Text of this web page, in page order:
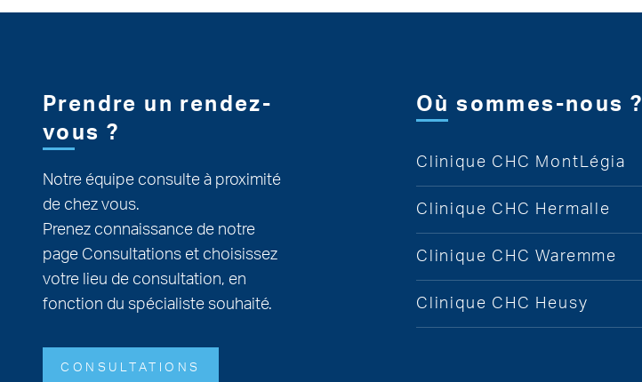
Prendre un rendez-
vous ?
Notre équipe consulte à proximité
de chez vous.
Prenez connaissance de notre
page Consultations et choisissez
votre lieu de consultation, en
fonction du spécialiste souhaité.
CONSULTATIONS
Où sommes-nous ?
Clinique CHC MontLégia
Clinique CHC Hermalle
Clinique CHC Waremme
Clinique CHC Heusy